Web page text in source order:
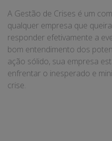
A Gestão de Crises é um
qualquer empresa que
responder efetivamente a
bom entendimento dos
ação sólido, sua empresa
enfrentar o inesperado e
crise.